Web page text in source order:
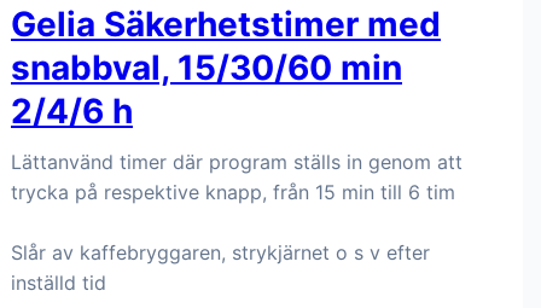
Gelia Säkerhetstimer med
snabbval, 15/30/60 min
2/4/6 h
Lättanvänd timer där program ställs in genom att
trycka på respektive knapp, från 15 min till 6 tim
Slår av kaffebryggaren, strykjärnet o s v efter
inställd tid